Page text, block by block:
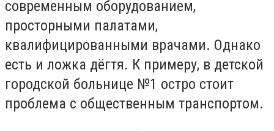
современным оборудованием,
просторными палатами,
квалифицированными врачами. Однако
есть и ложка дёгтя. К примеру, в детской
городской больнице №1 остро стоит
проблема с общественным транспортом.